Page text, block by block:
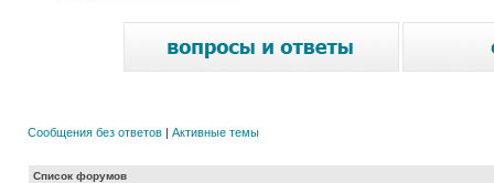
Сообщения без ответов | Активные темы
Список форумов